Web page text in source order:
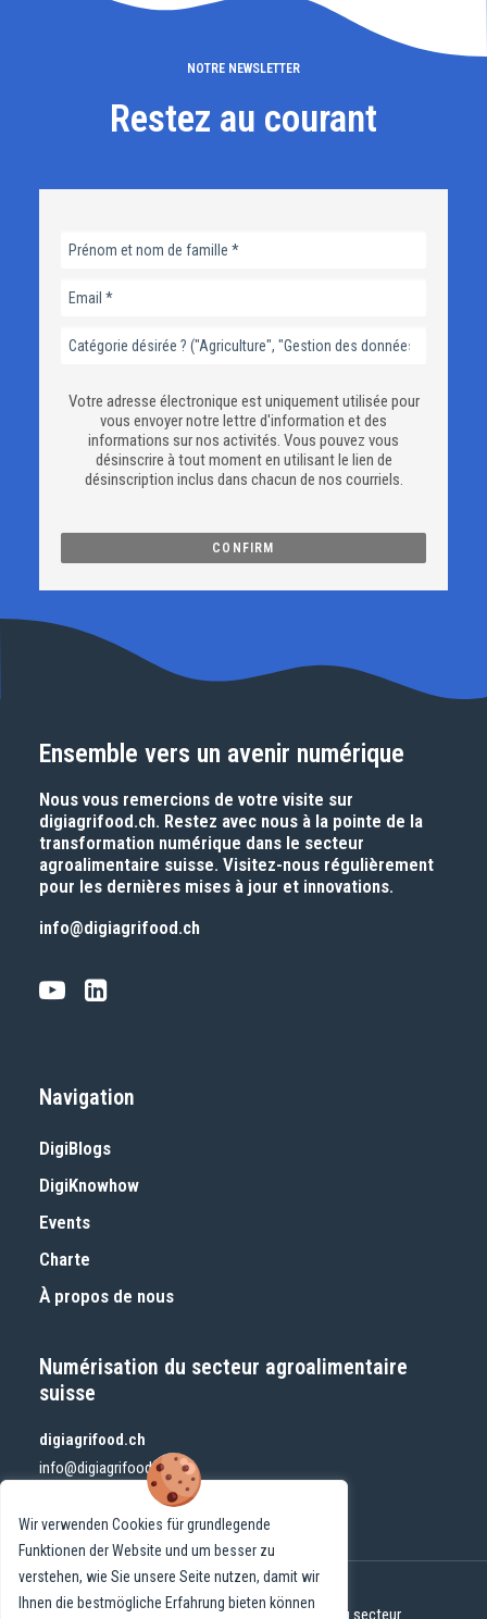
Wir verwenden Cookies für grundlegende
Funktionen der Website und um besser zu
verstehen, wie Sie unsere Seite nutzen, damit wir
Ihnen die bestmögliche Erfahrung bieten können
NOTRE NEWSLETTER
Restez au courant
Votre adresse électronique est uniquement utilisée pour
vous envoyer notre lettre d'information et des
informations sur nos activités. Vous pouvez vous
désinscrire à tout moment en utilisant le lien de
désinscription inclus dans chacun de nos courriels.
Ensemble vers un avenir numérique
Nous vous remercions de votre visite sur
digiagrifood.ch. Restez avec nous à la pointe de la
transformation numérique dans le secteur
agroalimentaire suisse. Visitez-nous régulièrement
pour les dernières mises à jour et innovations.
info@digiagrifood.ch
Navigation
DigiBlogs
DigiKnowhow
Events
Charte
À propos de nous
Numérisation du secteur agroalimentaire
suisse
digiagrifood.ch
info@digiagrifood.ch
© 2024 DigiAgriFoodCH | Numérisation du secteur